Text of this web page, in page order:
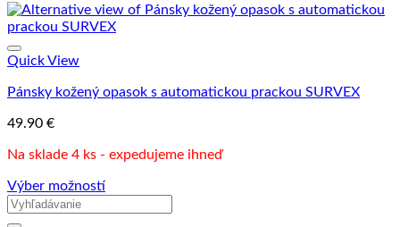
produkt
má
viacero
variantov.
si
vybrať
stránke
produktu.
Quick View
Pánsky kožený opasok s automatickou prackou SURVEX
49.90 €
Na sklade 4 ks - expedujeme ihneď
Výber možností
Tento